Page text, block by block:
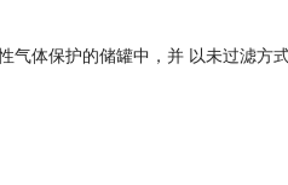
气体保护的储罐中，并 以未过滤方